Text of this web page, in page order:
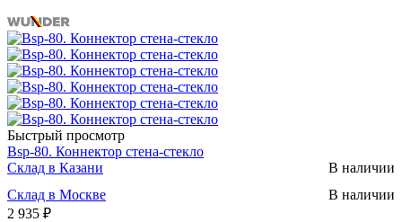
Быстрый просмотр
Bsp-80. Коннектор стена-стекло
Склад в Казани
В наличии
Склад в Москве
В наличии
2 935 ₽